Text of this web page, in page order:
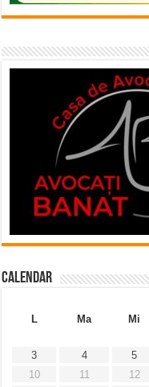
Calendar
L
Ma Mi
3
4 5
10
11 12